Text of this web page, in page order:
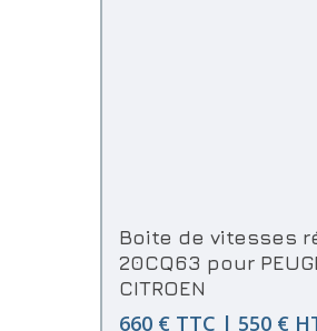
Boite de vitesses
20CQ63 pour
CITROEN
660 € TTC | 550 €